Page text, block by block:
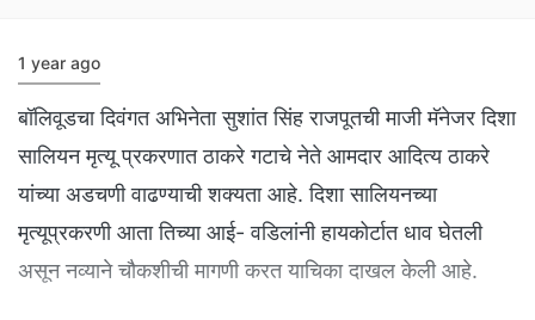
1 year ago
बॉलिवूडचा दिवंगत अभिनेता सुशांत सिंह राजपूतची माजी मॅनेजर दिशा
सालियन मृत्यू प्रकरणात ठाकरे गटाचे नेते आमदार आदित्य ठाकरे
यांच्या अडचणी वाढण्याची शक्यता आहे. दिशा सालियनच्या
मृत्यूप्रकरणी आता तिच्या आई- वडिलांनी हायकोर्टात धाव घेतली
असून नव्याने चौकशीची मागणी करत याचिका दाखल केली आहे.